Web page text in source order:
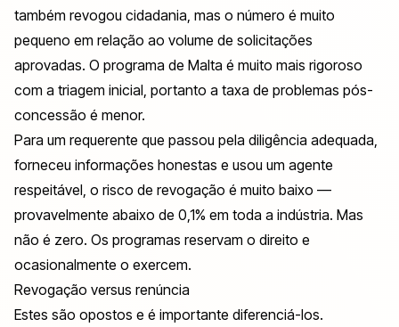
também revogou cidadania, mas o número é muito
pequeno em relação ao volume de solicitações
aprovadas. O programa de Malta é muito mais rigoroso
com a triagem inicial, portanto a taxa de problemas pós-
concessão é menor.
Para um requerente que passou pela diligência adequada,
forneceu informações honestas e usou um agente
respeitável, o risco de revogação é muito baixo —
provavelmente abaixo de 0,1% em toda a indústria. Mas
não é zero. Os programas reservam o direito e
ocasionalmente o exercem.
Revogação versus renúncia
Estes são opostos e é importante diferenciá-los.